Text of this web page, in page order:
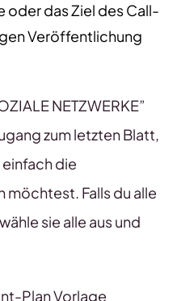
oder das Ziel des Call-
Veröffentlichung
NETZWERKE”
zum letzten Blatt,
die
möchtest. Falls du alle
sie alle aus und
Plan Vorlage